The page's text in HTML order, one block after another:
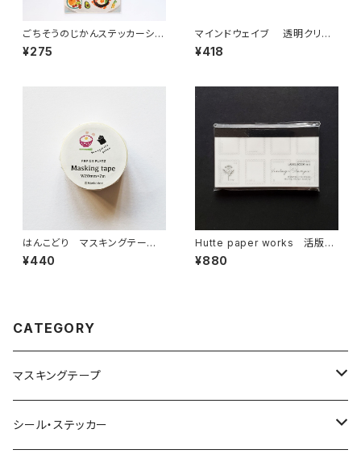
ごちそうのじかんステッカーシー
ル 82926 朝食 いぬ
¥275
マインドウェイブ 透明クリア
テープ95424 wide frameワ
イド 30mm
¥418
はんこどり マスキングテー
プ おいしいごはん
¥440
Hutte paper works 活版印
刷のラベルブックメモ ミニ切手
フレームHLB-904
¥880
CATEGORY
マスキングテープ
ヨハク
シール・ステッカー